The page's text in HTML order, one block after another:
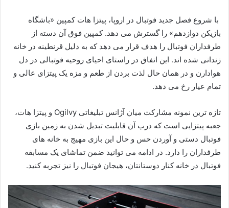
با شروع فصل جدید فوتبال در اروپا، پیتزا هات کمپین «باشگاه
بازیکن دوازدهم» را گسترش می دهد. کمپین فوق آن دسته از
طرفداران فوتبال را هدف قرار می دهد که به دلیل قرنطینه در خانه
زندانی شده اند. این اتفاق در راستای احیای روحیه فوتبالی در دل
هوادارن و در همان حال لذت بردن از طعم و مزه یک پیتزای عالی و
تمام عیار رخ می دهد.
تازه ترین نمونه مشارکت میان آژانس تبلیغاتی Ogilvy و پیتزا هات،
جعبه پیتزایی است که درب آن قابلیت تبدیل شدن به زمین بازی
فوتبال دستی و آوردن حس و حال این بازی مهیج به خانه های
طرفداران را دارد. در ادامه می توانید ضمن تماشای یک مسابقه
فوتبال در خانه کنار دوستانتان، هیجان فوتبال را نیز تجربه کنید.